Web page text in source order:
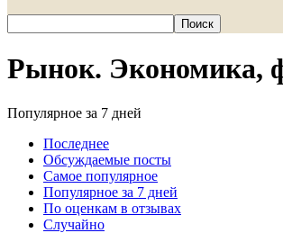
Рынок. Экономика,
Популярное за 7 дней
Последнее
Обсуждаемые посты
Самое популярное
Популярное за 7 дней
По оценкам в отзывах
Случайно